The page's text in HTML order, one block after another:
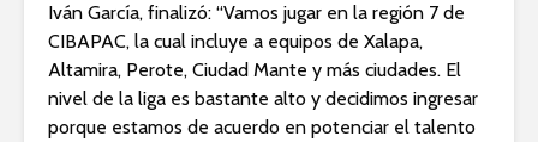
Iván García, finalizó: “Vamos jugar en la región 7 de
CIBAPAC, la cual incluye a equipos de Xalapa,
Altamira, Perote, Ciudad Mante y más ciudades. El
nivel de la liga es bastante alto y decidimos ingresar
porque estamos de acuerdo en potenciar el talento